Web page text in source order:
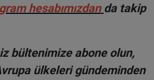
hesabımızdan da takip
bültenimize abone olun,
ülkeleri gündeminden